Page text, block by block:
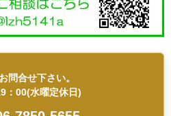
問合せ下さい。
：00(水曜定休日)